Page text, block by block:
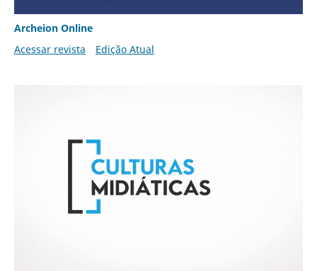
Archeion Online
Acessar revista
Edição Atual